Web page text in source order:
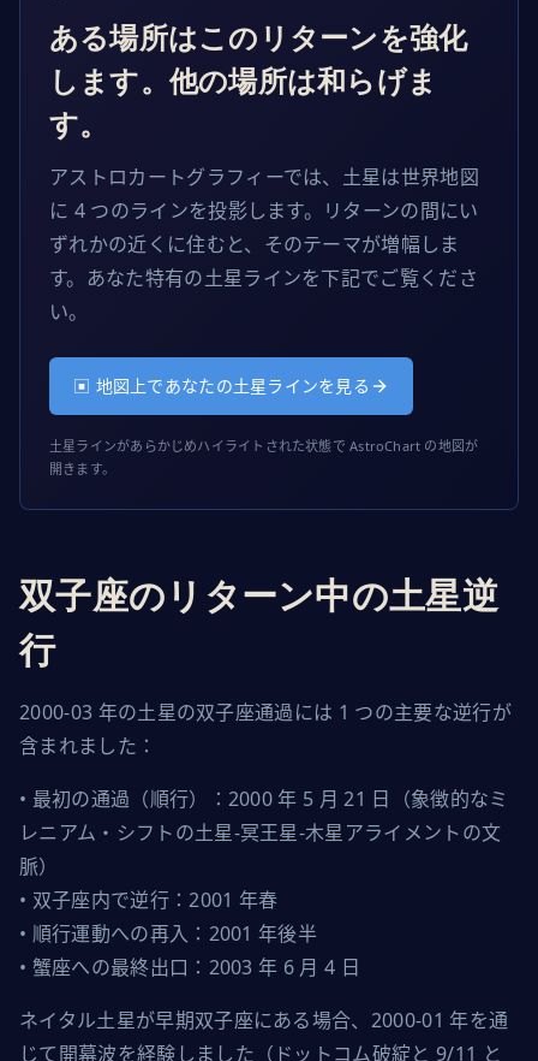
ある場所はこのリターンを強化
します。他の場所は和らげま
す。
アストロカートグラフィーでは、土星は世界地図
に 4 つのラインを投影します。リターンの間にい
ずれかの近くに住むと、そのテーマが増幅しま
す。あなた特有の土星ラインを下記でご覧くださ
い。
▣ 地図上であなたの土星ラインを見る
土星ラインがあらかじめハイライトされた状態で AstroChart の地図が
開きます。
双子座のリターン中の土星逆
行
2000-03 年の土星の双子座通過には 1 つの主要な逆行が
含まれました：
• 最初の通過（順行）：2000 年 5 月 21 日（象徴的なミ
レニアム・シフトの土星-冥王星-木星アライメントの文
脈）
• 双子座内で逆行：2001 年春
• 順行運動への再入：2001 年後半
• 蟹座への最終出口：2003 年 6 月 4 日
ネイタル土星が早期双子座にある場合、2000-01 年を通
じて開幕波を経験しました（ドットコム破綻と 9/11 と